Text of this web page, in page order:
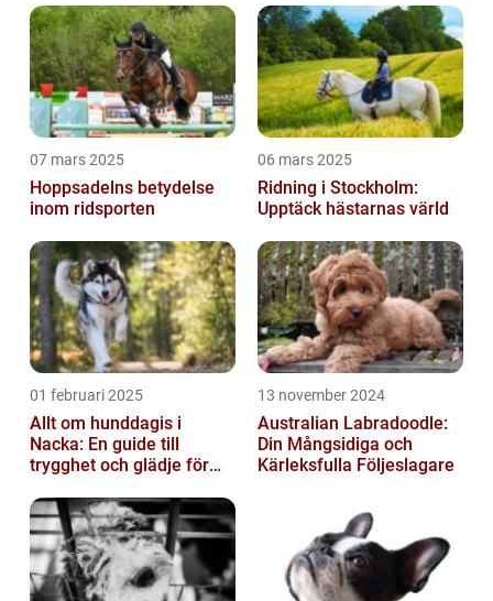
07 mars 2025
Hoppsadelns betydelse
inom ridsporten
06 mars 2025
Ridning i Stockholm:
Upptäck hästarnas värld
01 februari 2025
Allt om hunddagis i
Nacka: En guide till
trygghet och glädje för
13 november 2024
Australian Labradoodle:
Din Mångsidiga och
Kärleksfulla Följeslagare